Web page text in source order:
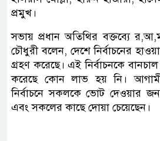
প্রমুখ।
সভায় প্রধান অতিথির বক্তব্যে
চৌধুরী বলেন, দেশে নির্বাচনের
গ্রহণ করেছে। এই নির্বাচনকে
করেছে কোন লাভ হয় নি।
নির্বাচনে সকলকে ভোট দেওয়ার
এবং সকলের কাছে দোয়া চেয়েছেন।